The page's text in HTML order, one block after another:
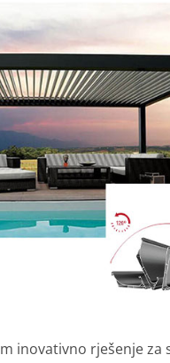
inovativno rješenje za